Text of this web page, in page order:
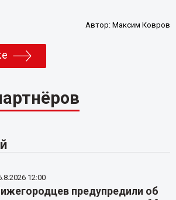
Автор:Максим Ковров
12:00
предупредили об